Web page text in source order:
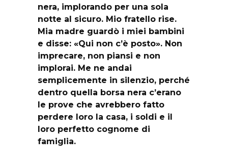
nera, implorando per una sola
notte al sicuro. Mio fratello rise.
Mia madre guardò i miei bambini
e disse: «Qui non c’è posto». Non
imprecare, non piansi e non
implorai. Me ne andai
semplicemente in silenzio, perché
dentro quella borsa nera c’erano
le prove che avrebbero fatto
perdere loro la casa, i soldi e il
loro perfetto cognome di
famiglia.